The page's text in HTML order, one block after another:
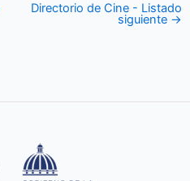
Directorio de Cine - Listado
siguiente →